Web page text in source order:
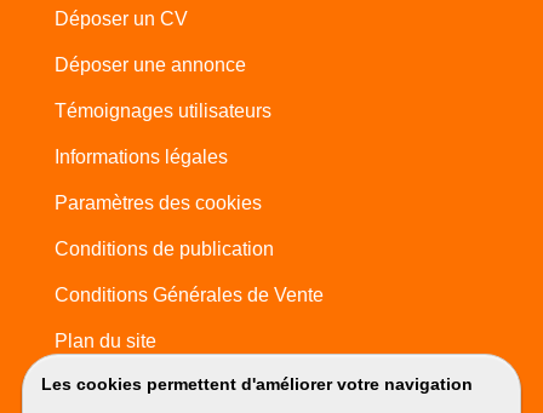
Les cookies permettent d'améliorer votre navigation
Déposer un CV
Déposer une annonce
Témoignages utilisateurs
Informations légales
Paramètres des cookies
Conditions de publication
Conditions Générales de Vente
Plan du site